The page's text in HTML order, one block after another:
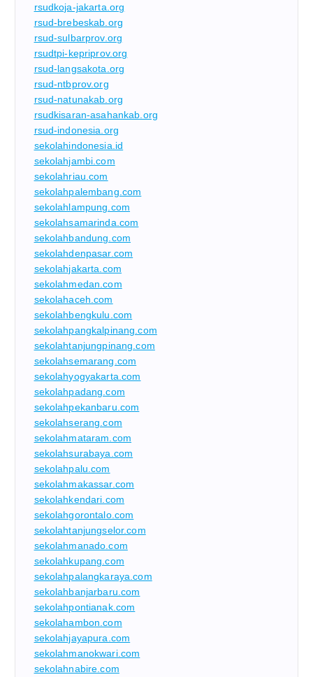
rsudkoja-jakarta.org
rsud-brebeskab.org
rsud-sulbarprov.org
rsudtpi-kepriprov.org
rsud-langsakota.org
rsud-ntbprov.org
rsud-natunakab.org
rsudkisaran-asahankab.org
rsud-indonesia.org
sekolahindonesia.id
sekolahjambi.com
sekolahriau.com
sekolahpalembang.com
sekolahlampung.com
sekolahsamarinda.com
sekolahbandung.com
sekolahdenpasar.com
sekolahjakarta.com
sekolahmedan.com
sekolahaceh.com
sekolahbengkulu.com
sekolahpangkalpinang.com
sekolahtanjungpinang.com
sekolahsemarang.com
sekolahyogyakarta.com
sekolahpadang.com
sekolahpekanbaru.com
sekolahserang.com
sekolahmataram.com
sekolahsurabaya.com
sekolahpalu.com
sekolahmakassar.com
sekolahkendari.com
sekolahgorontalo.com
sekolahtanjungselor.com
sekolahmanado.com
sekolahkupang.com
sekolahpalangkaraya.com
sekolahbanjarbaru.com
sekolahpontianak.com
sekolahambon.com
sekolahjayapura.com
sekolahmanokwari.com
sekolahnabire.com